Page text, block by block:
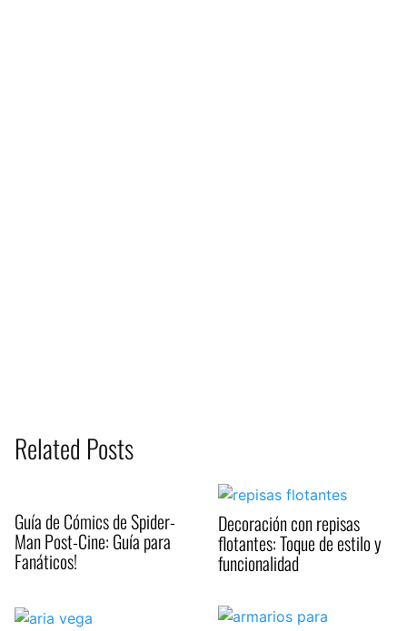
Related Posts
Guía de Cómics de Spider-
Man Post-Cine: Guía para
Fanáticos!
Decoración con repisas
flotantes: Toque de estilo y
funcionalidad